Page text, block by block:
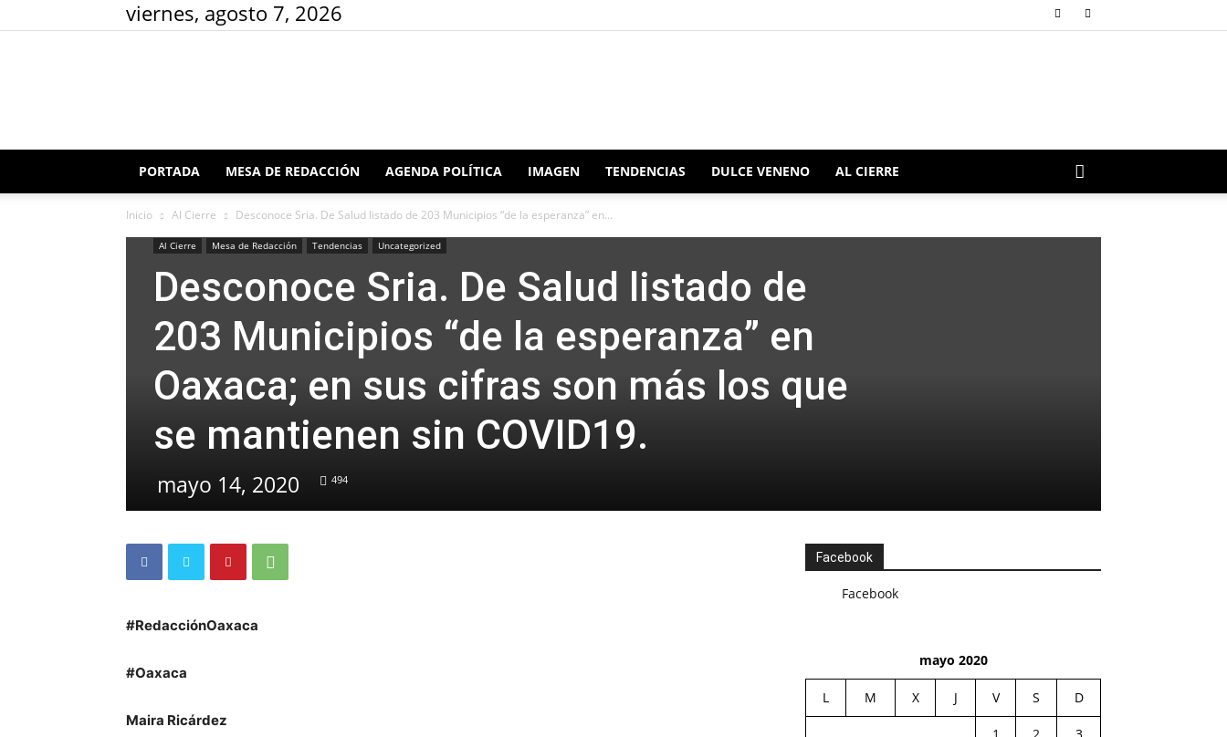
viernes, agosto 7, 2026
Redacción
Oaxaca
PORTADA MESA DE REDACCIÓN AGENDA POLÍTICA IMAGEN TENDENCIAS DULCE VENENO AL CIERRE
Inicio Al Cierre Desconoce Sria. De Salud listado de 203 Municipios “de la esperanza” en...
Al Cierre Mesa de Redacción Tendencias Uncategorized
Desconoce Sria. De Salud listado de
203 Municipios “de la esperanza” en
Oaxaca; en sus cifras son más los que
se mantienen sin COVID19.
mayo 14, 2020 494
#RedacciónOaxaca
#Oaxaca
Maira Ricárdez
Facebook
Facebook
mayo 2020
L M X J V S D